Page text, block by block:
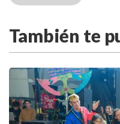
También te